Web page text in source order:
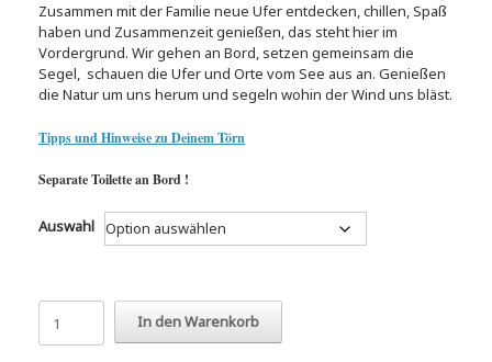
Zusammen mit der Familie neue Ufer entdecken, chillen, Spaß
haben und Zusammenzeit genießen, das steht hier im
Vordergrund. Wir gehen an Bord, setzen gemeinsam die
Segel, schauen die Ufer und Orte vom See aus an. Genießen
die Natur um uns herum und segeln wohin der Wind uns bläst.
Tipps und Hinweise zu Deinem Törn
Separate Toilette an Bord !
Auswahl
Familien
Segeln
14.05.2026
In den Warenkorb